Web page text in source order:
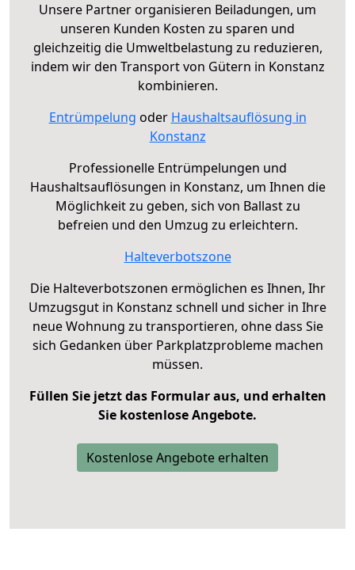
Unsere Partner organisieren Beiladungen, um
unseren Kunden Kosten zu sparen und
gleichzeitig die Umweltbelastung zu reduzieren,
indem wir den Transport von Gütern in Konstanz
kombinieren.
Entrümpelung oder Haushaltsauflösung in
Konstanz
Professionelle Entrümpelungen und
Haushaltsauflösungen in Konstanz, um Ihnen die
Möglichkeit zu geben, sich von Ballast zu
befreien und den Umzug zu erleichtern.
Halteverbotszone
Die Halteverbotszonen ermöglichen es Ihnen, Ihr
Umzugsgut in Konstanz schnell und sicher in Ihre
neue Wohnung zu transportieren, ohne dass Sie
sich Gedanken über Parkplatzprobleme machen
müssen.
Füllen Sie jetzt das Formular aus, und erhalten
Sie kostenlose Angebote.
Kostenlose Angebote erhalten